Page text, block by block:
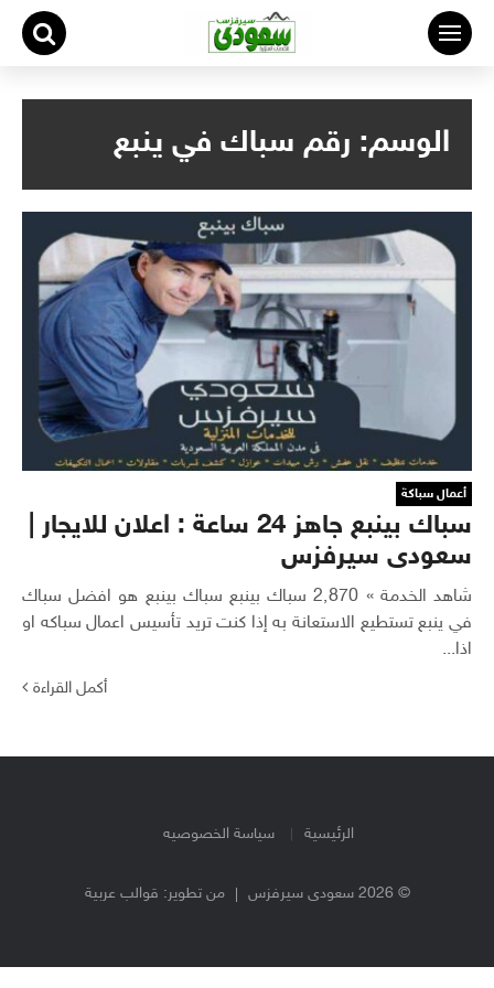
التجاوز
المحتوى
الوسم: رقم سباك في ينبع
أعمال سباكة
سباك بينبع جاهز 24 ساعة : اعلان للايجار |
سعودى سيرفزس
شاهد الخدمة » 2٬870 سباك بينبع سباك بينبع هو افضل سباك
في ينبع تستطيع الاستعانة به إذا كنت تريد تأسيس اعمال سباكه او
اذا...
أكمل القراءة
الرئيسية سياسة الخصوصيه
© 2026 سعودى سيرفزس من تطوير: قوالب عربية